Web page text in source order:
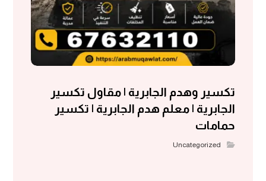
تكسير وهدم الجابرية | مقاول تكسير
الجابرية | معلم هدم الجابرية | تكسير
حمامات
Uncategorized